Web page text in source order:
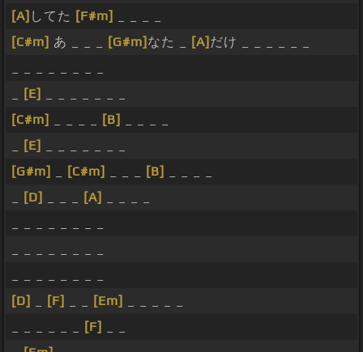
[A] してた [F#m]
[C#m] あ _ _ _ [G#m] なた _ [A] だけ _ _ _ _ _ _
[E]
[C#m]
[B]
[E]
[G#m]
[C#m] [B]
[D] [A]
[D]
[F] [Em]
[F]